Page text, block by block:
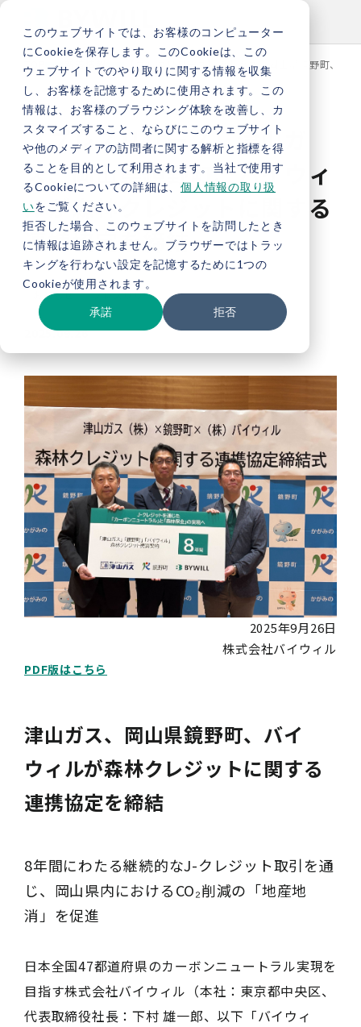
このウェブサイトでは、お客様のコンピューター
にCookieを保存します。このCookieは、この
ウェブサイトでのやり取りに関する情報を収集
し、お客様を記憶するために使用されます。この
情報は、お客様のブラウジング体験を改善し、カ
スタマイズすること、ならびにこのウェブサイト
や他のメディアの訪問者に関する解析と指標を得
ることを目的として利用されます。当社で使用す
るCookieについての詳細は、 個人情報の取り扱
いをご覧ください。
拒否した場合、このウェブサイトを訪問したとき
に情報は追跡されません。ブラウザーではトラッ
キングを行わない設定を記憶するために1つの
Cookieが使用されます。
承諾 拒否
TOP 新着情報 【プレスリリース】津山ガス、岡山県鏡野町、
【プレスリリース】津山ガ
ス、岡山県鏡野町、バイウィ
ルが森林クレジットに関する
連携協定を締結
お知らせ プレスリリース
2025.09.26
2025年9月26日
株式会社バイウィル
PDF版はこちら
津山ガス、岡山県鏡野町、バイ
ウィルが森林クレジットに関する
連携協定を締結
8年間にわたる継続的なJ-クレジット取引を通
じ、岡山県内におけるCO₂削減の「地産地
消」を促進
日本全国47都道府県のカーボンニュートラル実現を
目指す株式会社バイウィル（本社：東京都中央区、
代表取締役社長：下村 雄一郎、以下「バイウィ